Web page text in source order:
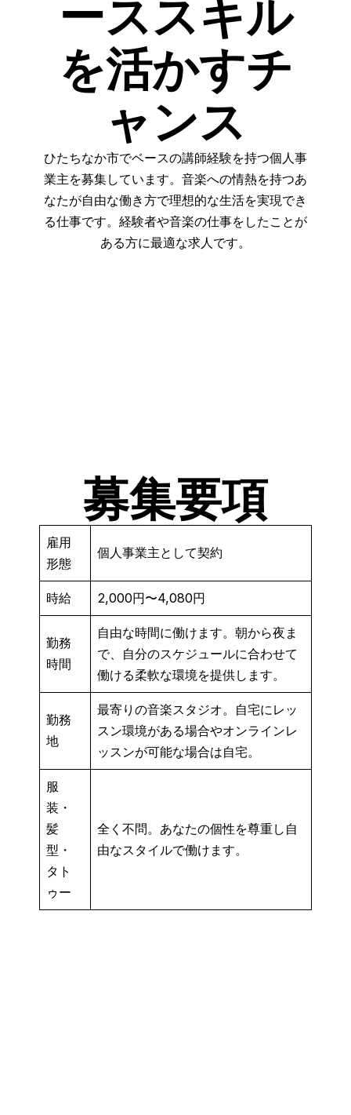
ーススキル
を活かすチ
ャンス
ひたちなか市でベースの講師経験を持つ個人事
業主を募集しています。音楽への情熱を持つあ
なたが自由な働き方で理想的な生活を実現でき
る仕事です。経験者や音楽の仕事をしたことが
ある方に最適な求人です。
募集要項
雇用
形態
個人事業主として契約
時給 2,000円〜4,080円
勤務
時間
自由な時間に働けます。朝から夜ま
で、自分のスケジュールに合わせて
働ける柔軟な環境を提供します。
勤務
地
最寄りの音楽スタジオ。自宅にレッ
スン環境がある場合やオンラインレ
ッスンが可能な場合は自宅。
服
装・
髪
型・
タト
ゥー
全く不問。あなたの個性を尊重し自
由なスタイルで働けます。